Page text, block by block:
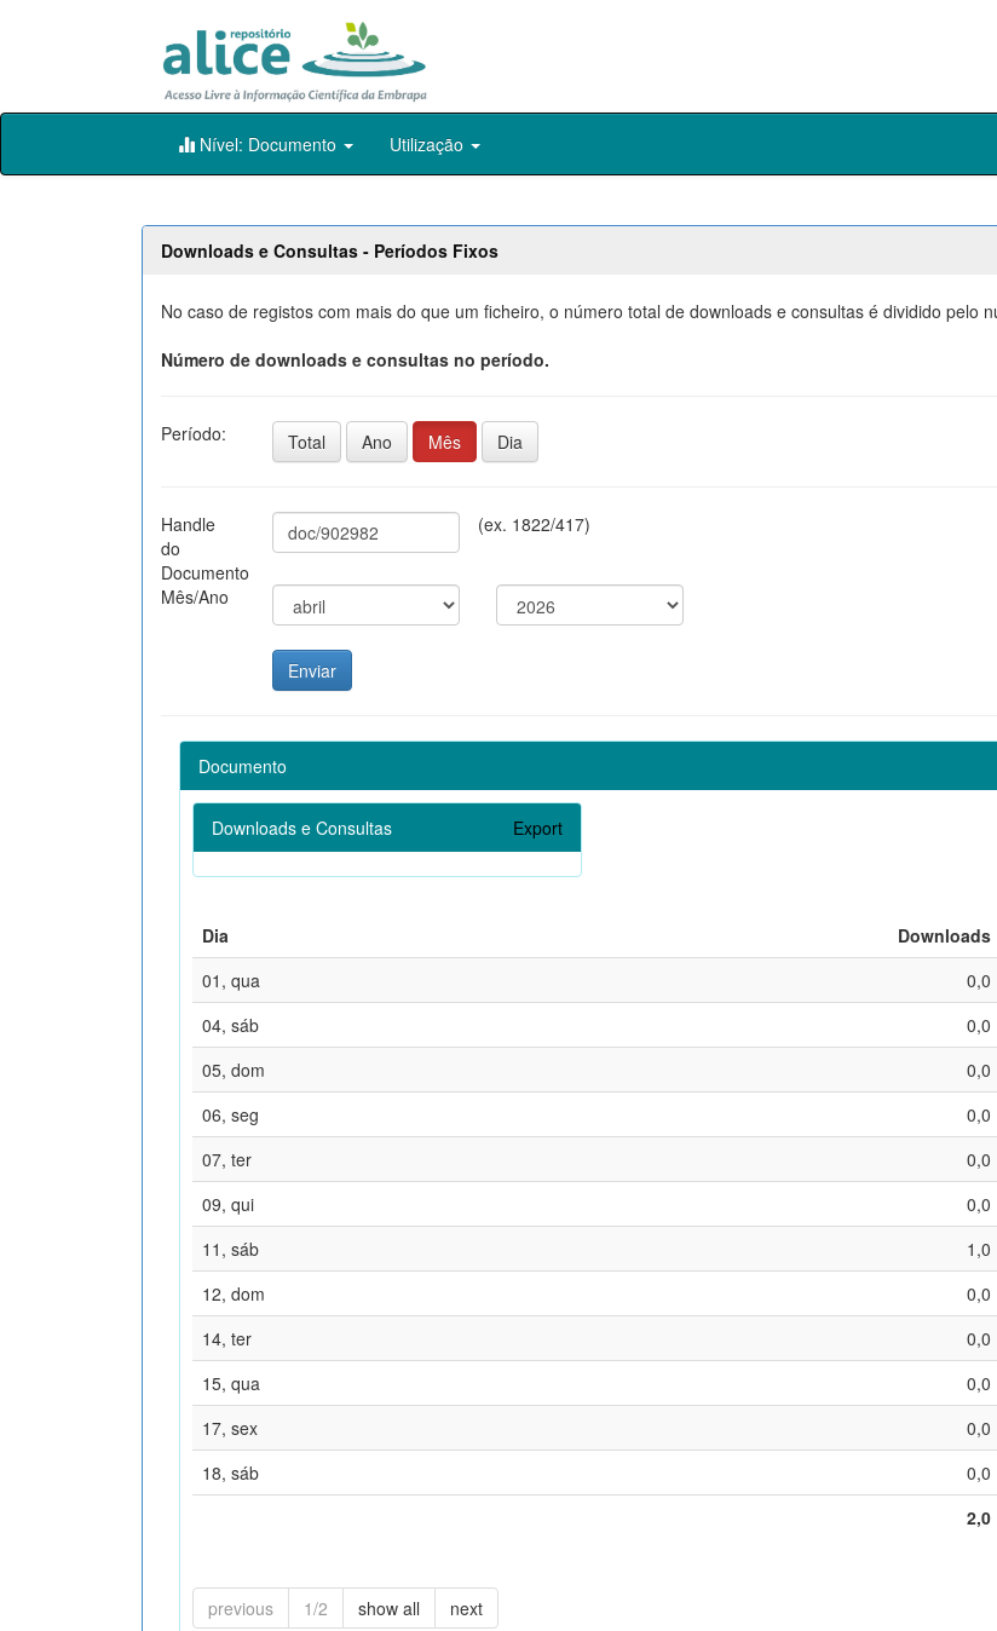
Skip
Nível: Documento Utilização
Downloads e Consultas - Períodos Fixos
No caso de registos com mais do que um ficheiro, o número total de downloads e consultas é dividido pelo
Número de downloads e consultas no período.
Período: Total Ano Mês Dia
Handle
do
Documento
(ex. 1822/417)
Mês/Ano
Documento
Downloads e Consultas Export
Dia Downloads
01, qua
0,0
04, sáb
0,0
05, dom
0,0
06, seg
0,0
07, ter
0,0
09, qui
0,0
11, sáb
1,0
12, dom
0,0
14, ter
0,0
15, qua
0,0
17, sex
0,0
18, sáb
0,0
2,0
previous 1/2 show all next